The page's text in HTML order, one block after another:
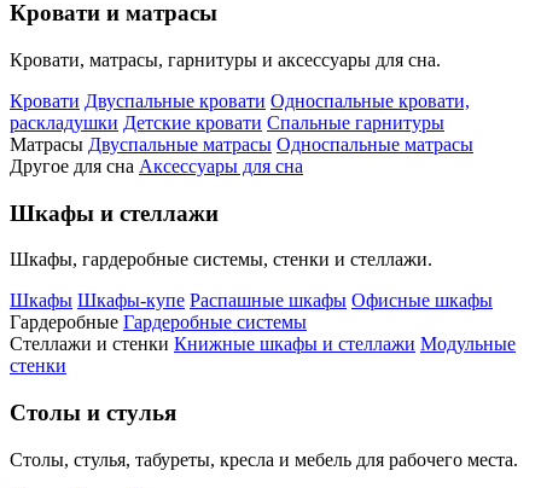
Кровати и матрасы
Кровати, матрасы, гарнитуры и аксессуары для сна.
Кровати Двуспальные кровати Односпальные кровати,
раскладушки Детские кровати Спальные гарнитуры
Матрасы Двуспальные матрасы Односпальные матрасы
Другое для сна Аксессуары для сна
Шкафы и стеллажи
Шкафы, гардеробные системы, стенки и стеллажи.
Шкафы Шкафы-купе Распашные шкафы Офисные шкафы
Гардеробные Гардеробные системы
Стеллажи и стенки Книжные шкафы и стеллажи Модульные
стенки
Столы и стулья
Столы, стулья, табуреты, кресла и мебель для рабочего места.